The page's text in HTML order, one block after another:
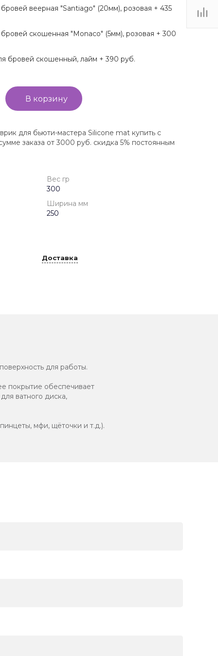
веерная "Santiago" (20мм), розовая + 435
бровей скошенная "Monaco" (5мм), розовая + 300
бровей скошенный, лайм + 390 руб.
В корзину
для бьюти-мастера Silicone mat купить с
заказа от 3000 руб. скидка 5% постоянным
Вес гр
300
Ширина мм
250
Доставка
для работы.
покрытие обеспечивает
ватного диска,
мфи, щёточки и т.д.).